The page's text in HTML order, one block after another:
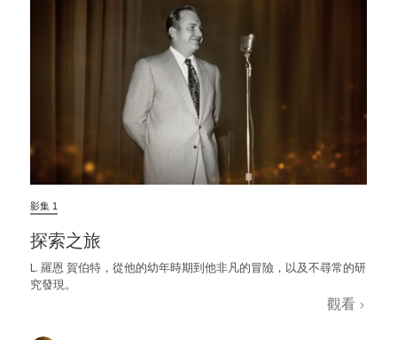
影集 1
探索之旅
L. 羅恩 賀伯特，從他的幼年時期到他非凡的冒險，以及不尋常的研
究發現。
觀看